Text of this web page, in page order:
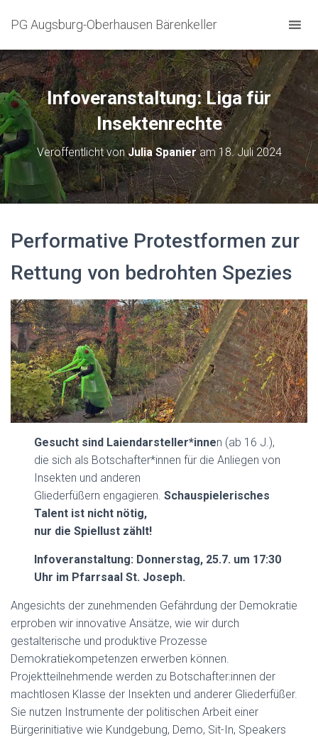
PG Augsburg-Oberhausen Bärenkeller
Infoveranstaltung: Liga für
Insektenrechte
Veröffentlicht vonJulia Spanieram 18. Juli 2024
Performative Protestformen zur
Rettung von bedrohten Spezies
Gesucht sind Laiendarsteller*innen (ab 16 J.),
die sich als Botschafter*innen für die Anliegen von
Insekten und anderen
Gliederfüßern engagieren.Schauspielerisches
Talent ist nicht nötig,
nur die Spiellust zählt!
Infoveranstaltung: Donnerstag, 25.7. um 17:30
Uhr im Pfarrsaal St. Joseph.
Angesichts der zunehmenden Gefährdung der Demokratie
erproben wir innovative Ansätze, wie wir durch
gestalterische und produktive Prozesse
Demokratiekompetenzen erwerben können.
Projektteilnehmende werden zu Botschafter:innen der
machtlosen Klasse der Insekten und anderer Gliederfüßer.
Sie nutzen Instrumente der politischen Arbeit einer
Bürgerinitiative wie Kundgebung, Demo, Sit-In, Speakers